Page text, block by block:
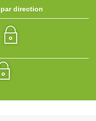
direction